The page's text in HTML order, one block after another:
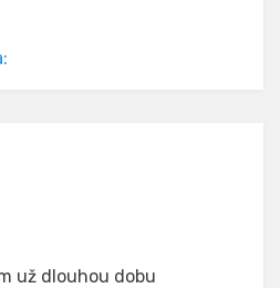
už dlouhou dobu